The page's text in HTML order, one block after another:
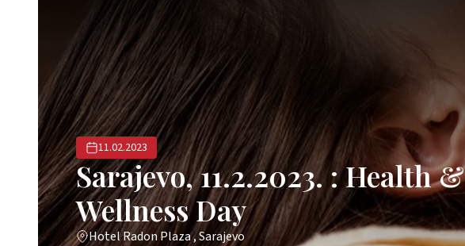
11.02.2023
Sarajevo, 11.2.2023. : Health &
Wellness Day
Hotel Radon Plaza , Sarajevo